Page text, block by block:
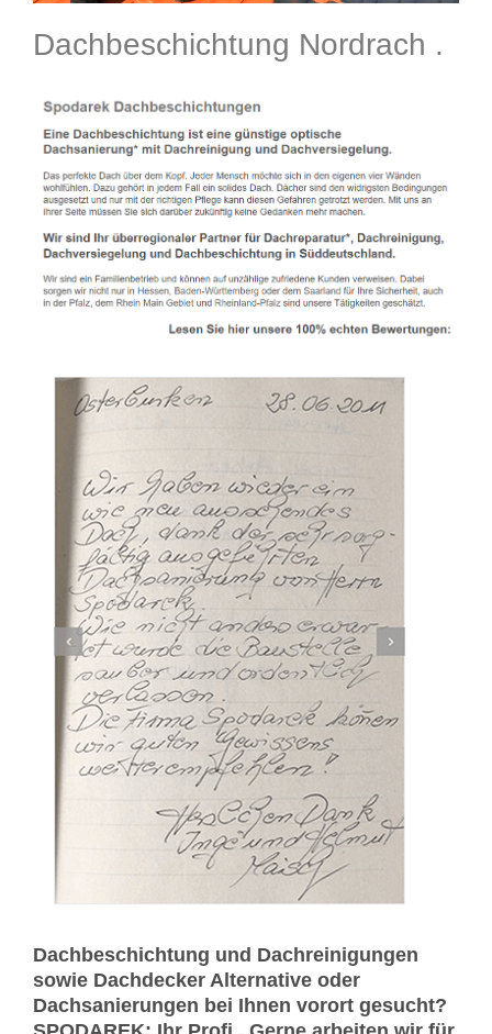
Dachbeschichtung Nordrach .
Dachbeschichtung und Dachreinigungen
sowie Dachdecker Alternative oder
Dachsanierungen bei Ihnen vorort gesucht?